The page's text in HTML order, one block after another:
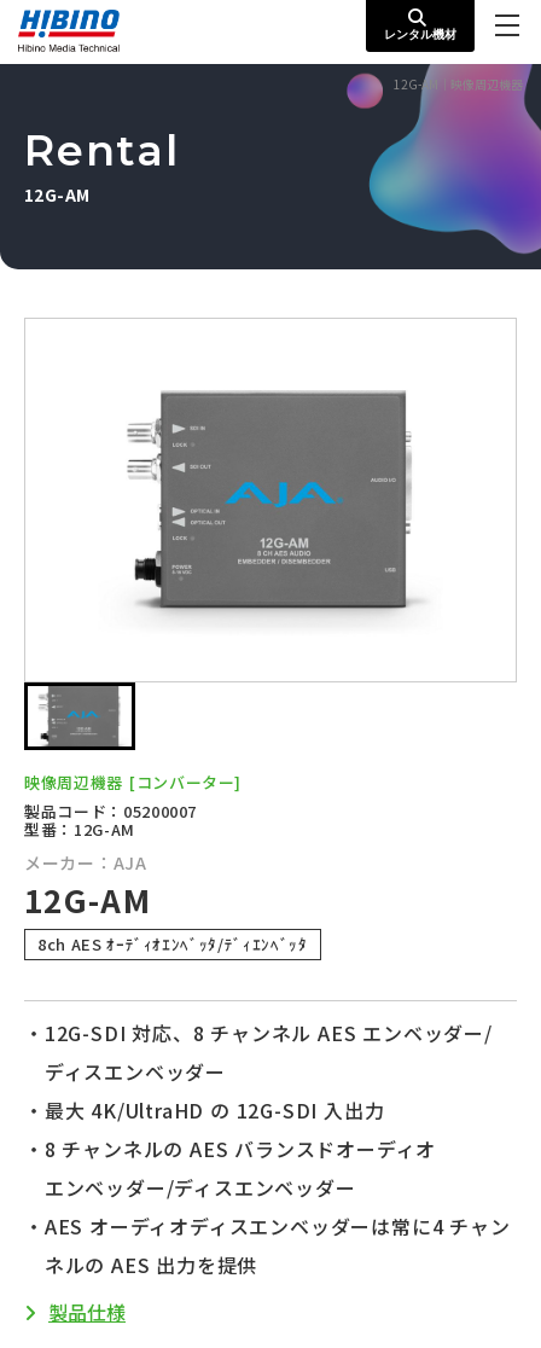
レンタル機材
12G-AM｜映像周辺機器
Rental
12G-AM
映像周辺機器 [コンバーター]
製品コード：05200007
型番：12G-AM
メーカー：AJA
12G-AM
8ch AES ｵｰﾃﾞｨｵｴﾝﾍﾞｯﾀ/ﾃﾞｨｴﾝﾍﾞｯﾀ
・12G-SDI 対応、8 チャンネル AES エンベッダー/
ディスエンベッダー
・最大 4K/UltraHD の 12G-SDI 入出力
・8 チャンネルの AES バランスドオーディオ
エンベッダー/ディスエンベッダー
・AES オーディオディスエンベッダーは常に4 チャン
ネルの AES 出力を提供
製品仕様